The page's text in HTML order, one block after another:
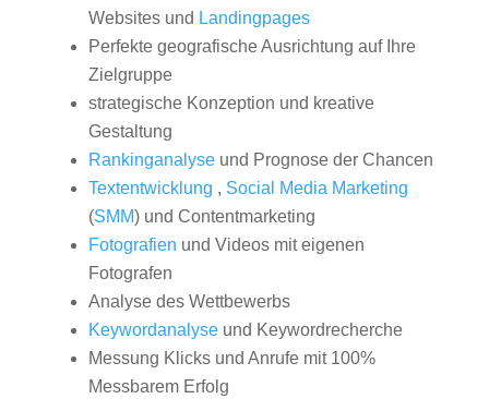
Websites und Landingpages
Perfekte geografische Ausrichtung auf Ihre
Zielgruppe
strategische Konzeption und kreative
Gestaltung
Rankinganalyseund Prognose der Chancen
Textentwicklung , Social Media Marketing
(SMM) und Contentmarketing
Fotografien und Videos mit eigenen
Fotografen
Analyse des Wettbewerbs
Keywordanalyseund Keywordrecherche
Messung Klicks und Anrufe mit 100%
Messbarem Erfolg